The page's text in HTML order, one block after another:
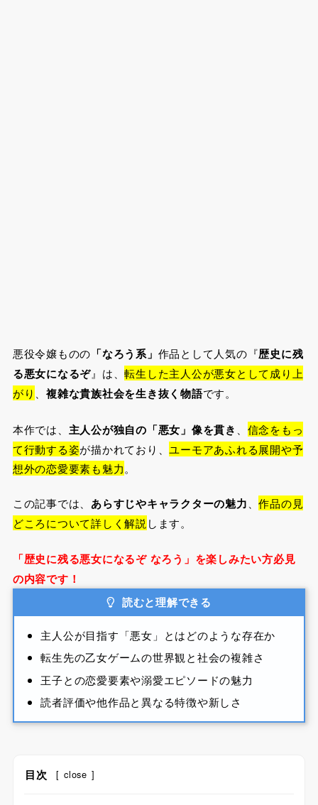
悪役令嬢ものの 「なろう系」 作品として人気の『歴史に残
る悪女になるぞ』は、転生した主人公が悪女として成り上
がり
、複雑な貴族社会を生き抜く物語です。
本作では、 主人公が独自の「悪女」像を貫き
信念をもっ
て行動する姿が描かれており、ユーモアあふれる展開や予
想外の恋愛要素も魅力。
この記事では、 あらすじやキャラクターの魅力 、作品の見
どころについて詳しく解説 します。
「歴史に残る悪女になるぞ なろう」を楽しみたい方必見
の内容です！
読むと理解できる
主人公が目指す「悪女」とはどのような存在か
転生先の乙女ゲームの世界観と社会の複雑さ
王子との恋愛要素や溺愛エピソードの魅力
読者評価や他作品と異なる特徴や新しさ
目次 [ close ]